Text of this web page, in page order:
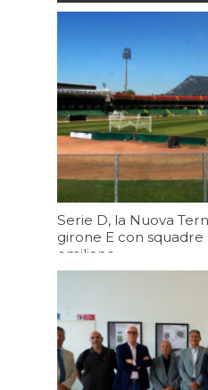
Serie D, la Nuova
girone E con squadre
emiliane